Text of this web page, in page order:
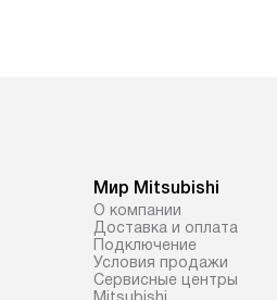
Мир Mitsubishi
О компании
Доставка и оплата
Подключение
Условия продажи
Сервисные центры